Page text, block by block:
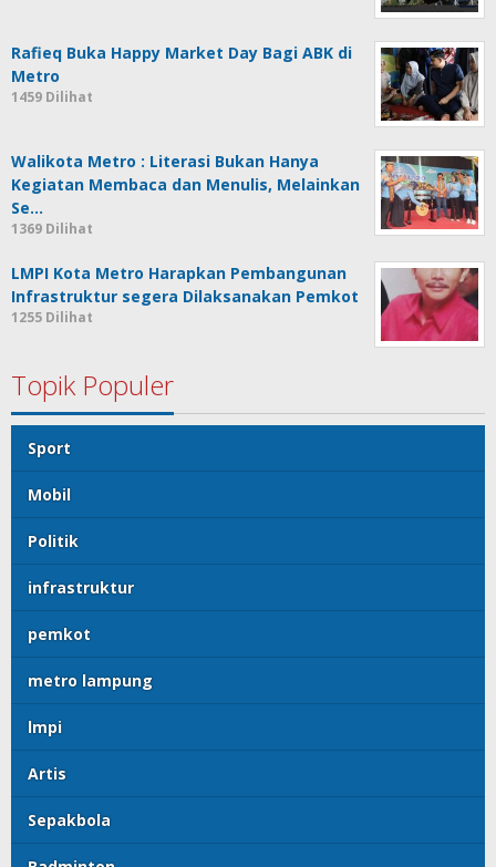
Rafieq Buka Happy Market Day Bagi ABK di
Metro
1459 Dilihat
Walikota Metro : Literasi Bukan Hanya
Kegiatan Membaca dan Menulis, Melainkan
Se…
1369 Dilihat
LMPI Kota Metro Harapkan Pembangunan
Infrastruktur segera Dilaksanakan Pemkot
1255 Dilihat
Topik Populer
Sport
Mobil
Politik
infrastruktur
pemkot
metro lampung
lmpi
Artis
Sepakbola